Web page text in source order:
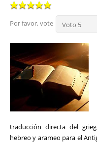
Por favor, vote
traducción directa del
hebreo y arameo para el